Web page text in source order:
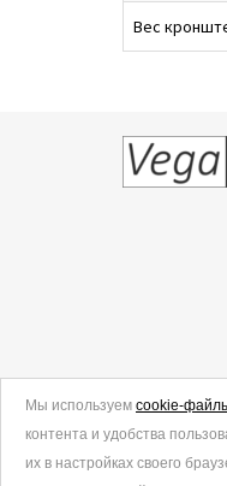
Вес
© 2006-2026.
Все права
Мы используем cookie-
контента и удобства
их в настройках своего